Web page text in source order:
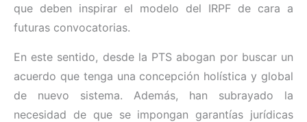
que deben inspirar el modelo del IRPF de cara a
futuras convocatorias.
En este sentido, desde la PTS abogan por buscar un
acuerdo que tenga una concepción holística y global
de nuevo sistema. Además, han subrayado la
necesidad de que se impongan garantías jurídicas